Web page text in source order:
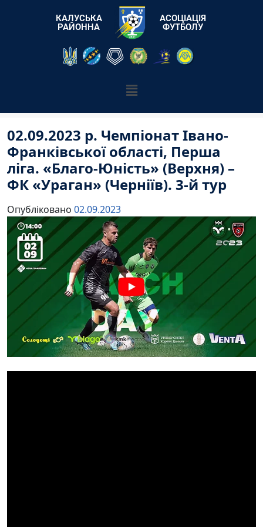
КАЛУСЬКА
РАЙОННА
АСОЦІАЦІЯ
ФУТБОЛУ
02.09.2023 р. Чемпіонат Івано-
Франківської області, Перша
ліга. «Благо-Юність» (Верхня) –
ФК «Ураган» (Черніїв). 3-й тур
Опубліковано 02.09.2023